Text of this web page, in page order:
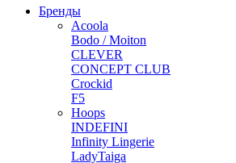
Бренды
Acoola
Bodo / Moiton
CLEVER
CONCEPT CLUB
Crockid
F5
Hoops
INDEFINI
Infinity Lingerie
LadyTaiga